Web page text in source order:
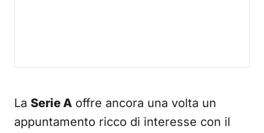
La Serie A offre ancora una volta un
appuntamento ricco di interesse con il